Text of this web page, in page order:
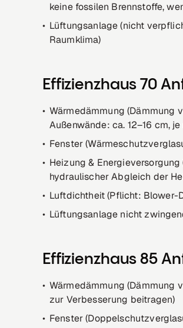
keine fossilen Brennstoffe,
Lüftungsanlage (nicht
Raumklima)
Effizienzhaus 70
Wärmedämmung (Dämmung
Außenwände: ca. 12–16 cm,
Fenster
Heizung &
hydraulischer Abgleich der
Luftdichtheit (Pflicht: Blower-
Lüftungsanlage nicht
Effizienzhaus 85
Wärmedämmung (Dämmung
zur Verbesserung beitragen)
Fenster